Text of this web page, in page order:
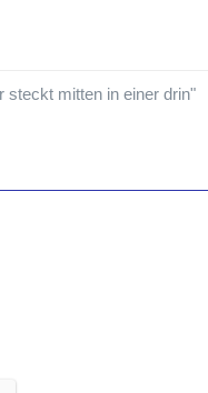
steckt mitten in einer drin"